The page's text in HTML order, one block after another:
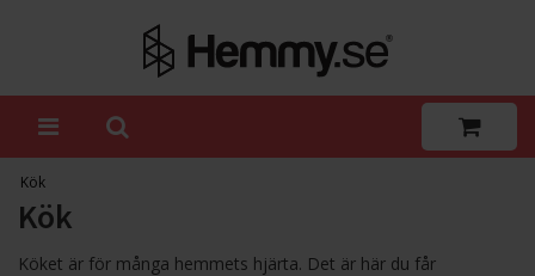
Kök
Kök
Köket är för många hemmets hjärta. Det är här du får